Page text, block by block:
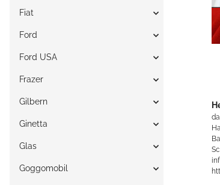
Fiat
Ford
Ford USA
Frazer
Gilbern
Ginetta
Glas
Goggomobil